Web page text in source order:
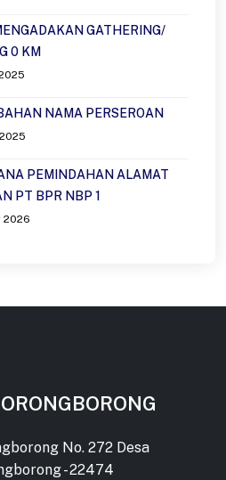
GATHERING/
0 KM
NAMA PERSEROAN
PEMINDAHAN ALAMAT
PT BPR NBP 1
2026
No. 272 Desa
- 22474